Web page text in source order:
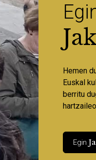
Hemen
Euskal
berritu
Egin